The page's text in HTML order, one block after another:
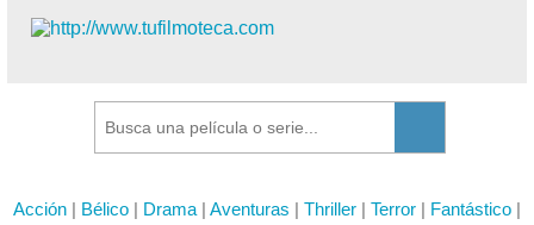
Acción | Bélico | Drama | Aventuras | Thriller | Terror | Fantástico |